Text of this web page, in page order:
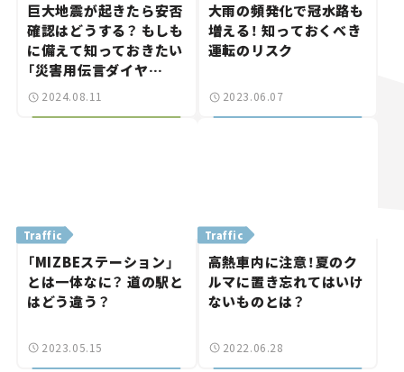
巨大地震が起きたら安否
確認はどうする？ もしも
に備えて知っておきたい
「災害用伝言ダイヤ
ル“171”」と「災害用伝
2024.08.11
大雨の頻発化で冠水路も
増える！ 知っておくべき
運転のリスク
2023.06.07
Traffic
「MIZBEステーション」
とは一体なに？ 道の駅と
はどう違う？
2023.05.15
Traffic
高熱車内に注意！夏のク
ルマに置き忘れてはいけ
ないものとは？
2022.06.28